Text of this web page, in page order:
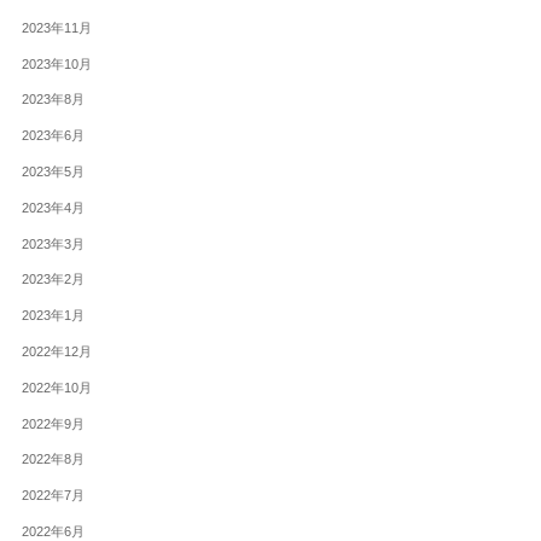
2023年11月
2023年10月
2023年8月
2023年6月
2023年5月
2023年4月
2023年3月
2023年2月
2023年1月
2022年12月
2022年10月
2022年9月
2022年8月
2022年7月
2022年6月